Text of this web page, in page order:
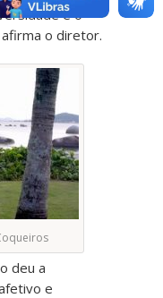
e o
o diretor.
deu a
e